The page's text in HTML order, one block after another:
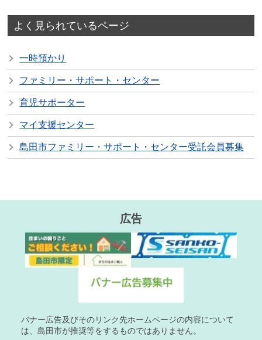
よく見られているページ
一時預かり
ファミリー・サポート・センター
育児サポーター
マイ支援センター
島田市ファミリー・サポート・センター受託会員募集
広告
バナー広告及びそのリンク先ホームページの内容について
は、島田市が推奨等をするものではありません。